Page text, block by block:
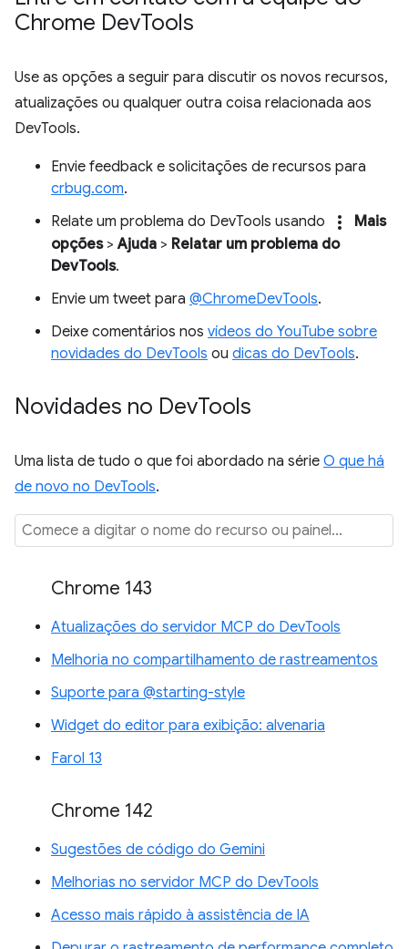
Chrome DevTools
Use as opções a seguir para discutir os novos recursos,
atualizações ou qualquer outra coisa relacionada aos
DevTools.
Envie feedback e solicitações de recursos para
crbug.com.
Relate um problema do DevTools usando
more_vert
Mais
opções>Ajuda > Relatar um problema do
DevTools.
Envie um tweet para @ChromeDevTools.
Deixe comentários nos vídeos do YouTube sobre
novidades do DevTools ou dicas do DevTools.
Novidades no DevTools
Uma lista de tudo o que foi abordado na série O que há
de novo no DevTools.
Chrome 143
Atualizações do servidor MCP do DevTools
Melhoria no compartilhamento de rastreamentos
Suporte para @starting-style
Widget do editor para exibição: alvenaria
Farol 13
Chrome 142
Sugestões de código do Gemini
Melhorias no servidor MCP do DevTools
Acesso mais rápido à assistência de IA